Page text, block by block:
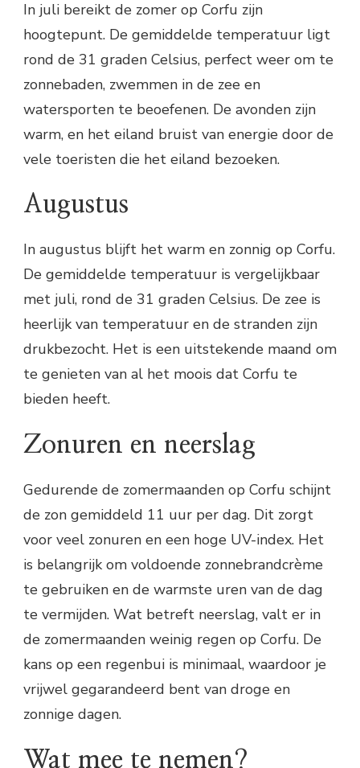
In juli bereikt de zomer op Corfu zijn
hoogtepunt. De gemiddelde temperatuur ligt
rond de 31 graden Celsius, perfect weer om te
zonnebaden, zwemmen in de zee en
watersporten te beoefenen. De avonden zijn
warm, en het eiland bruist van energie door de
vele toeristen die het eiland bezoeken.
Augustus
In augustus blijft het warm en zonnig op Corfu.
De gemiddelde temperatuur is vergelijkbaar
met juli, rond de 31 graden Celsius. De zee is
heerlijk van temperatuur en de stranden zijn
drukbezocht. Het is een uitstekende maand om
te genieten van al het moois dat Corfu te
bieden heeft.
Zonuren en neerslag
Gedurende de zomermaanden op Corfu schijnt
de zon gemiddeld 11 uur per dag. Dit zorgt
voor veel zonuren en een hoge UV-index. Het
is belangrijk om voldoende zonnebrandcrème
te gebruiken en de warmste uren van de dag
te vermijden. Wat betreft neerslag, valt er in
de zomermaanden weinig regen op Corfu. De
kans op een regenbui is minimaal, waardoor je
vrijwel gegarandeerd bent van droge en
zonnige dagen.
Wat mee te nemen?